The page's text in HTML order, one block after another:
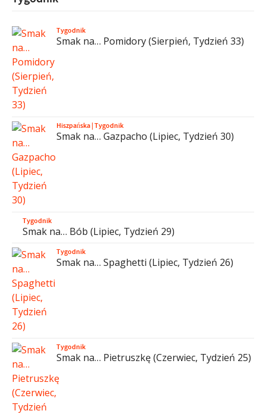
Tygodnik
Smak na… Pomidory (Sierpień, Tydzień 33)
Hiszpańska|Tygodnik
Smak na… Gazpacho (Lipiec, Tydzień 30)
Tygodnik
Smak na… Bób (Lipiec, Tydzień 29)
Tygodnik
Smak na… Spaghetti (Lipiec, Tydzień 26)
Tygodnik
Smak na… Pietruszkę (Czerwiec, Tydzień 25)